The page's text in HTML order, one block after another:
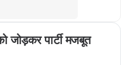
जोड़कर पार्टी मजबूत